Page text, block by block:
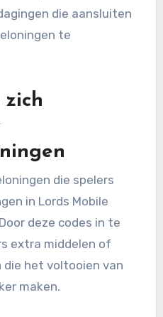
die aansluiten
te
die spelers
in Lords Mobile
deze codes in te
extra middelen of
het voltooien van
maken.